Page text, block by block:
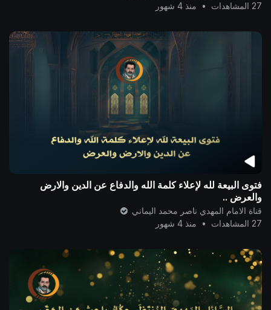
27 المشاهدات
• منذ 4 شهور
فتوى البيعة لله لإعلاء كلمة الله والدفاع عن الدين والارض
والعرض ..
قناة الامام المهدي ناصر محمد اليماني
27 المشاهدات
• منذ 4 شهور